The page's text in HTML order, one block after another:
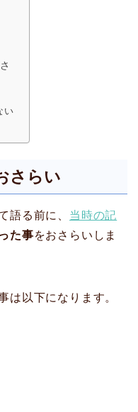
い
さらい
語る前に、 当時の記
た事をおさらいしま
は以下になります。